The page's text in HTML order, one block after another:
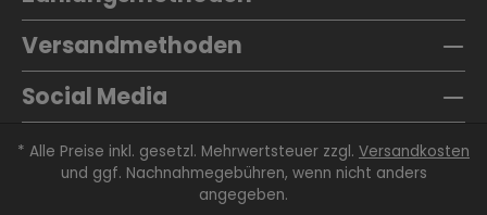
Versandmethoden
Social Media
* Alle Preise inkl. gesetzl. Mehrwertsteuer zzgl. Versandkosten
und ggf. Nachnahmegebühren, wenn nicht anders
angegeben.